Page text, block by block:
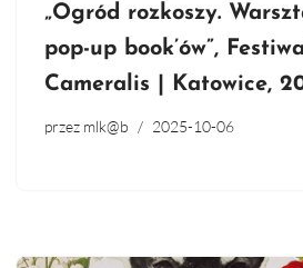
„Ogród rozkoszy.
pop-up book’ów”,
Cameralis | Katowice,
przez mlk@b 2025-10-06